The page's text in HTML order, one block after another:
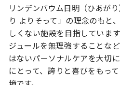
リンデンバウム日明（ひあが
り よりそって」の理念のもと
しくない施設を目指しています
ジュールを無理強することな
はないパーソナルケアを大切
にとって、誇りと喜びをもっ